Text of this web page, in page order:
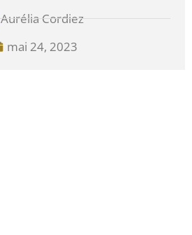
Aurélia Cordiez
mai 24, 2023